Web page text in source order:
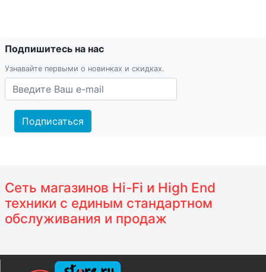
Подпишитесь на нас
Узнавайте первыми о новинках и скидках.
Подписаться
Сеть магазинов Hi-Fi и High End
техники с единым стандартном
обслуживания и продаж